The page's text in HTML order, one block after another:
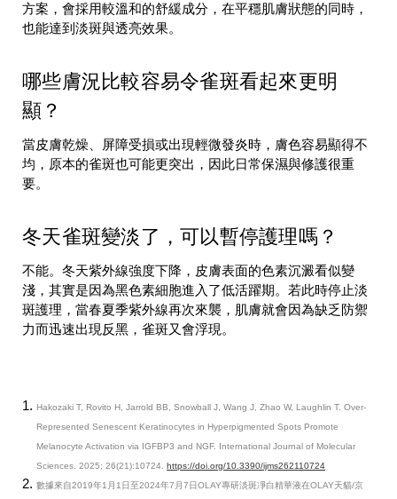
方案，會採用較溫和的舒緩成分，在平穩肌膚狀態的同時，
也能達到淡斑與透亮效果。
哪些膚況比較容易令雀斑看起來更明
顯？
當皮膚乾燥、屏障受損或出現輕微發炎時，膚色容易顯得不
均，原本的雀斑也可能更突出，因此日常保濕與修護很重
要。
冬天雀斑變淡了，可以暫停護理嗎？
不能。冬天紫外線強度下降，皮膚表面的色素沉澱看似變
淺，其實是因為黑色素細胞進入了低活躍期。若此時停止淡
斑護理，當春夏季紫外線再次來襲，肌膚就會因為缺乏防禦
力而迅速出現反黑，雀斑又會浮現。
Hakozaki T, Rovito H, Jarrold BB, Snowball J, Wang J, Zhao W, Laughlin T. Over-
Represented Senescent Keratinocytes in Hyperpigmented Spots Promote
Melanocyte Activation via IGFBP3 and NGF. International Journal of Molecular
Sciences. 2025; 26(21):10724. https://doi.org/10.3390/ijms262110724
數據來自2019年1月1日至2024年7月7日OLAY專研淡斑凈白精華液在OLAY天貓/京